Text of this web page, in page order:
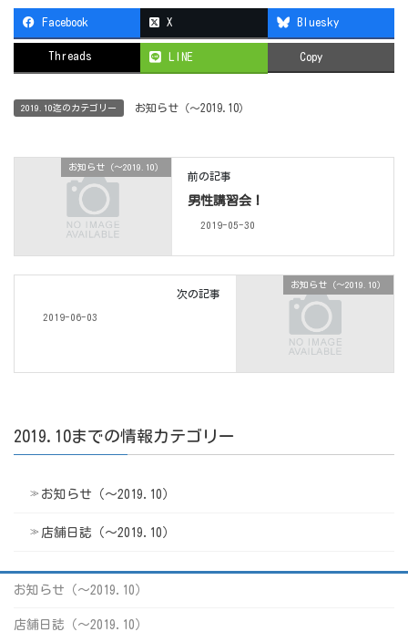
Facebook X Bluesky
Threads LINE Copy
2019.10迄のカテゴリー お知らせ（〜2019.10）
お知らせ（〜2019.10）
前の記事
男性講習会！
2019-05-30
お知らせ（〜2019.10）
次の記事
2019-06-03
2019.10までの情報カテゴリー
お知らせ（〜2019.10）
店舗日誌（〜2019.10）
お知らせ（〜2019.10）
店舗日誌（〜2019.10）